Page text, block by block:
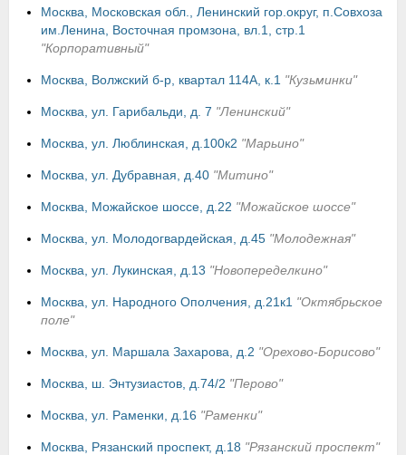
Москва, Московская обл., Ленинский гор.округ, п.Совхоза
им.Ленина, Восточная промзона, вл.1, стр.1
"Корпоративный"
Москва, Волжский б-р, квартал 114А, к.1 "Кузьминки"
Москва, ул. Гарибальди, д. 7 "Ленинский"
Москва, ул. Люблинская, д.100к2 "Марьино"
Москва, ул. Дубравная, д.40 "Митино"
Москва, Можайское шоссе, д.22 "Можайское шоссе"
Москва, ул. Молодогвардейская, д.45 "Молодежная"
Москва, ул. Лукинская, д.13 "Новопеределкино"
Москва, ул. Народного Ополчения, д.21к1 "Октябрьское
поле"
Москва, ул. Маршала Захарова, д.2 "Орехово-Борисово"
Москва, ш. Энтузиастов, д.74/2 "Перово"
Москва, ул. Раменки, д.16 "Раменки"
Москва, Рязанский проспект, д.18 "Рязанский проспект"